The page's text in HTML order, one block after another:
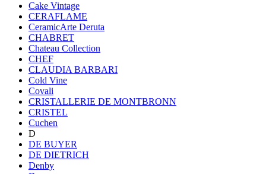
Cake Vintage
CERAFLAME
CeramicArte Deruta
CHABRET
Chateau Collection
CHEF
CLAUDIA BARBARI
Cold Vine
Covali
CRISTALLERIE DE MONTBRONN
CRISTEL
Cuchen
D
DE BUYER
DE DIETRICH
Denby